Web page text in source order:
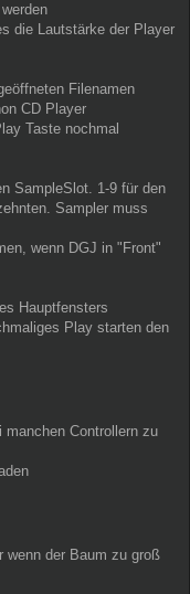
die Lautstärke der Player
Filenamen
CD Player
Taste nochmal
SampleSlot. 1-9 für den
Sampler muss
wenn DGJ in "Front"
Hauptfensters
Play starten den
manchen Controllern zu
wenn der Baum zu groß